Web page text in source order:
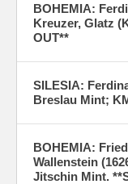
BOHEMIA:
Kreuzer, Glatz
OUT**
SILESIA:
Breslau Mint;
BOHEMIA:
Wallenstein
Jitschin Mint.